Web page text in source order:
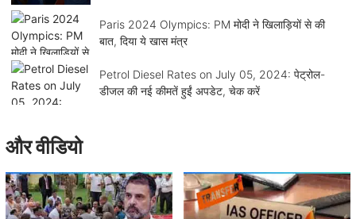
Paris 2024 Olympics: PM मोदी ने खिलाड़ियों से की
बात, दिया ये खास मंत्र
Petrol Diesel Rates on July 05, 2024: पेट्रोल-
डीजल की नई कीमतें हुईं अपडेट, चेक करें
और वीडियो